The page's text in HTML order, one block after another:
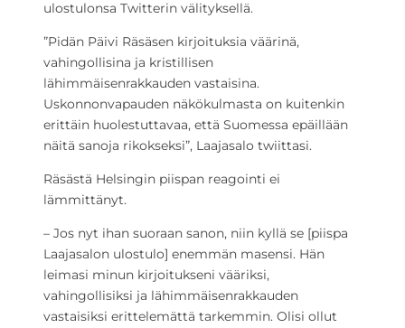
ulostulonsa Twitterin välityksellä.
”Pidän Päivi Räsäsen kirjoituksia väärinä,
vahingollisina ja kristillisen
lähimmäisenrakkauden vastaisina.
Uskonnonvapauden näkökulmasta on kuitenkin
erittäin huolestuttavaa, että Suomessa epäillään
näitä sanoja rikokseksi”, Laajasalo twiittasi.
Räsästä Helsingin piispan reagointi ei
lämmittänyt.
– Jos nyt ihan suoraan sanon, niin kyllä se [piispa
Laajasalon ulostulo] enemmän masensi. Hän
leimasi minun kirjoitukseni vääriksi,
vahingollisiksi ja lähimmäisenrakkauden
vastaisiksi erittelemättä tarkemmin. Olisi ollut